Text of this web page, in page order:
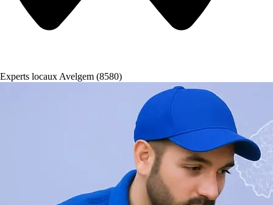
Experts locaux Avelgem (8580)